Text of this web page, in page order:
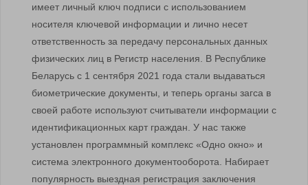
имеет личный ключ подписи с использованием
носителя ключевой информации и лично несет
ответственность за передачу персональных данных
физических лиц в Регистр населения. В Республике
Беларусь с 1 сентября 2021 года стали выдаваться
биометрические документы, и теперь органы загса в
своей работе используют считыватели информации с
идентификационных карт граждан. У нас также
установлен программный комплекс «Одно окно» и
система электронного документооборота. Набирает
популярность выездная регистрация заключения